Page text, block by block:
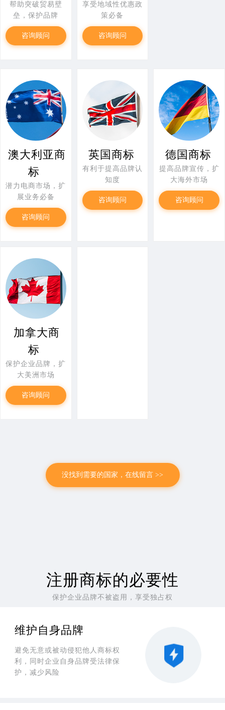
注册商标的必要性
保护企业品牌不被盗用，享受独占权
维护自身品牌
避免无意或被动侵犯他人商标权
利，同时企业自身品牌受法律保
护，减少风险
帮助突破贸易壁
垒，保护品牌
咨询顾问
享受地域性优惠政
策必备
咨询顾问
澳大利亚商
标
潜力电商市场，扩
展业务必备
咨询顾问
英国商标
有利于提高品牌认
知度
咨询顾问
德国商标
提高品牌宣传，扩
大海外市场
咨询顾问
加拿大商
标
保护企业品牌，扩
大美洲市场
咨询顾问
没找到需要的国家，在线留言 >>